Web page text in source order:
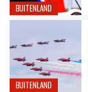
BUITENLAND
BUITENLAND